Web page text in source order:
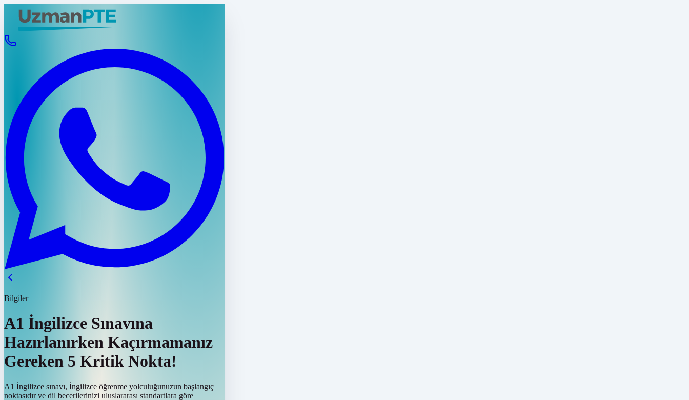
Bilgiler
A1 İngilizce Sınavına
Hazırlanırken Kaçırmamanız
Gereken 5 Kritik Nokta!
A1 İngilizce sınavı, İngilizce öğrenme yolculuğunuzun başlangıç
noktasıdır ve dil becerilerinizi uluslararası standartlara göre